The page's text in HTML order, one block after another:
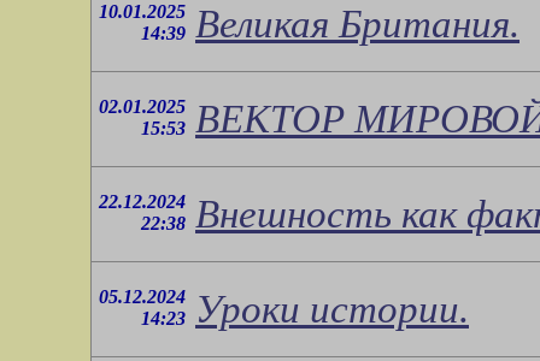
10.01.2025
14:39 Великая Британия.
02.01.2025
15:53 ВЕКТОР
22.12.2024
22:38 Внешность как
05.12.2024
14:23
Уроки истории.